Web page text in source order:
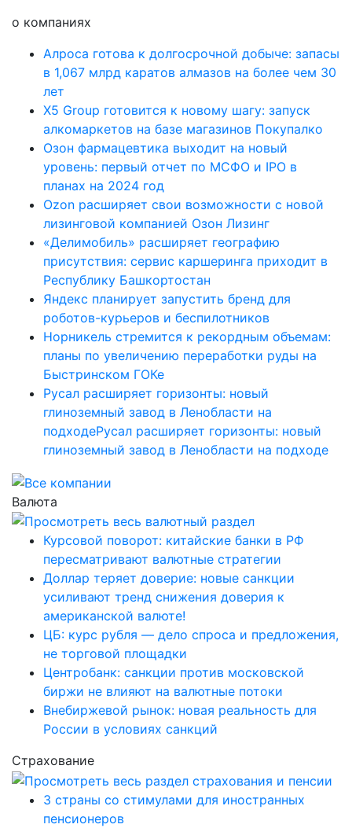
о компаниях
Алроса готова к долгосрочной добыче: запасы
в 1,067 млрд каратов алмазов на более чем 30
лет
X5 Group готовится к новому шагу: запуск
алкомаркетов на базе магазинов Покупалко
Озон фармацевтика выходит на новый
уровень: первый отчет по МСФО и IPO в
планах на 2024 год
Ozon расширяет свои возможности с новой
лизинговой компанией Озон Лизинг
«Делимобиль» расширяет географию
присутствия: сервис каршеринга приходит в
Республику Башкортостан
Яндекс планирует запустить бренд для
роботов-курьеров и беспилотников
Норникель стремится к рекордным объемам:
планы по увеличению переработки руды на
Быстринском ГОКе
Русал расширяет горизонты: новый
глиноземный завод в Ленобласти на
подходеРусал расширяет горизонты: новый
глиноземный завод в Ленобласти на подходе
Валюта
Курсовой поворот: китайские банки в РФ
пересматривают валютные стратегии
Доллар теряет доверие: новые санкции
усиливают тренд снижения доверия к
американской валюте!
ЦБ: курс рубля — дело спроса и предложения,
не торговой площадки
Центробанк: санкции против московской
биржи не влияют на валютные потоки
Внебиржевой рынок: новая реальность для
России в условиях санкций
Страхование
3 страны со стимулами для иностранных
пенсионеров